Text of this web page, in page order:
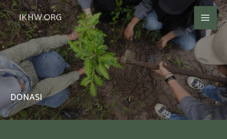
Lewati
ke
konten
IKHW.ORG
DONASI